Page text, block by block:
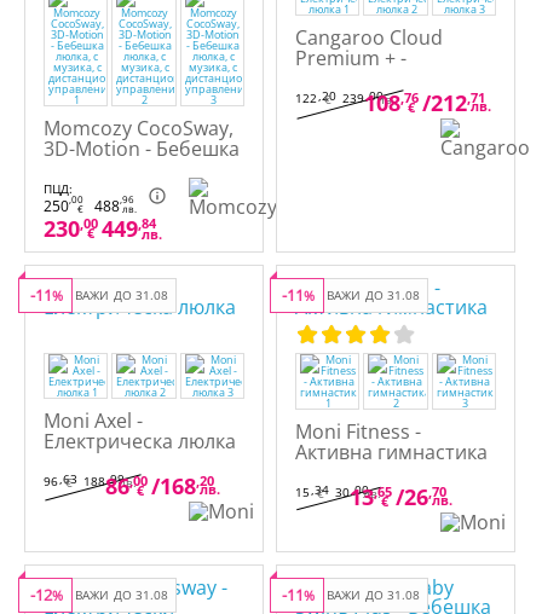
Momcozy CocoSway,
3D-Motion - Бебешка
дистанционно
управление
ПЦД:
250,00
€ 488,96
лв.
230,00
€ 449,84
лв.
Cangaroo Cloud
Premium + -
122,20
€ 239,00лв.
108,76
€ /212,71
лв.
ВАЖИ ДО 31.08
-11%
Moni Axel -
Електрическа люлка
96,63
€ 188,99лв.
86,00
€ /168,20
лв.
ВАЖИ ДО 31.08
-11%
Moni Fitness -
Активна гимнастика
15,34
€ 30,00лв.
13,65
€ /26,70
лв.
ВАЖИ ДО 31.08
-12% ВАЖИ ДО 31.08
-11%